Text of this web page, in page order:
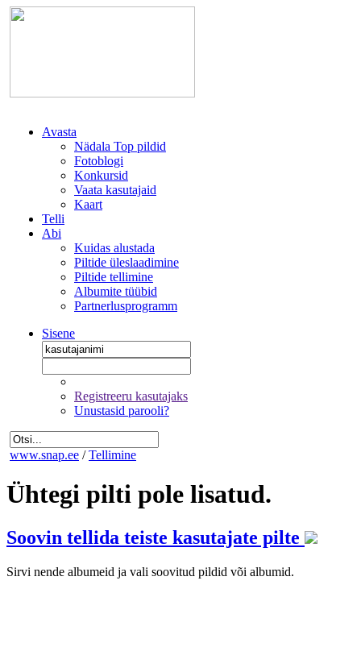
Avasta
Nädala Top pildid
Fotoblogi
Konkursid
Vaata kasutajaid
Kaart
Telli
Abi
Kuidas alustada
Piltide üleslaadimine
Piltide tellimine
Albumite tüübid
Partnerlusprogramm
Sisene
Registreeru kasutajaks
Unustasid parooli?
www.snap.ee / Tellimine
Ühtegi pilti pole lisatud.
Soovin tellida teiste kasutajate pilte
Sirvi nende albumeid ja vali soovitud pildid või albumid.